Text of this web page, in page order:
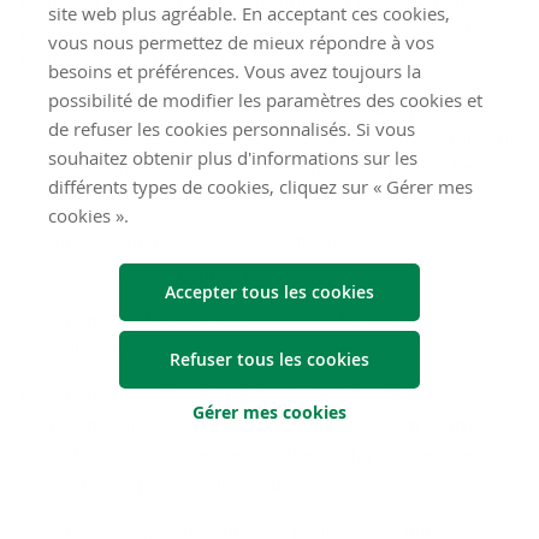
site web plus agréable. En acceptant ces cookies,
vous nous permettez de mieux répondre à vos
besoins et préférences. Vous avez toujours la
possibilité de modifier les paramètres des cookies et
de refuser les cookies personnalisés. Si vous
souhaitez obtenir plus d'informations sur les
différents types de cookies, cliquez sur « Gérer mes
cookies ».
Accepter tous les cookies
Refuser tous les cookies
Gérer mes cookies
papier que vous garderez toujours sur vous et enregistrez-
les dans votre smartphone :
Vos parents, membre de la famille ou autres personnes à
contacter en cas d'urgence. Ainsi, s’il vous arrive vraiment
quelque chose, vous ou quelqu'un d'autre pouvez les
avertir.
perdre vos documents d'identité)
Votre mutuelle et/ou assureur (pour les questions
Votre banque et/ouCard Stop. Vous êtes client(e) chez
Argenta ? Alors vous pouvez faire bloquer votre carte de